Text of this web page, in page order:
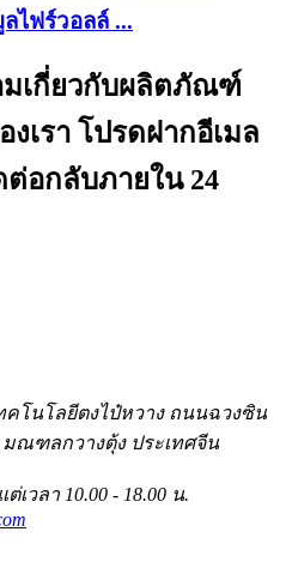
ไฟร์วอลล์ ...
มเกี่ยวกับผลิตภัณฑ์
เรา โปรดฝากอีเมล
ต่อกลับภายใน 24
คโนโลยีตงไป๋หวาง ถนนฉวงซิน
มณฑลกวางตุ้ง ประเทศจีน
วลา 10.00 - 18.00 น.